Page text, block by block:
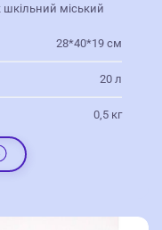
міський
28*40*19 см
20 л
0,5 кг